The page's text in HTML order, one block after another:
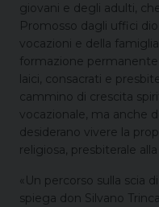
giovani e degli adulti,
Promosso dagli uffici
vocazioni e della
formazione permanente
laici, consacrati e
cammino di crescita
vocazionale, ma anche
desiderano vivere la
religiosa, presbiterale
«Un percorso sulla scia
spiega don Silvano